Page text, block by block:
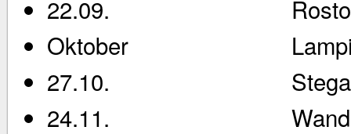
22.09. Rostock-
Oktober
27.10.
24.11.